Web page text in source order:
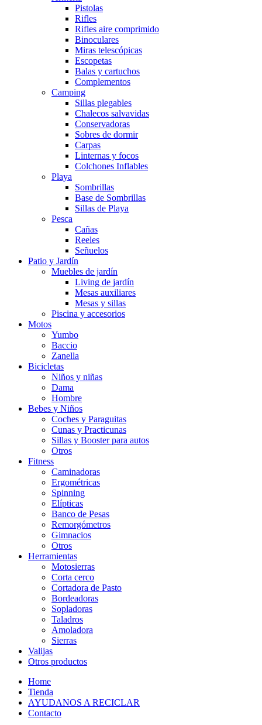
Pistolas
Rifles
Rifles aire comprimido
Binoculares
Miras telescópicas
Escopetas
Balas y cartuchos
Complementos
Camping
Sillas plegables
Chalecos salvavidas
Conservadoras
Sobres de dormir
Carpas
Linternas y focos
Colchones Inflables
Playa
Sombrillas
Base de Sombrillas
Sillas de Playa
Pesca
Cañas
Reeles
Señuelos
Patio y Jardín
Muebles de jardín
Living de jardín
Mesas auxiliares
Mesas y sillas
Piscina y accesorios
Motos
Yumbo
Baccio
Zanella
Bicicletas
Niños y niñas
Dama
Hombre
Bebes y Niños
Coches y Paraguitas
Cunas y Practicunas
Sillas y Booster para autos
Otros
Fitness
Caminadoras
Ergométricas
Spinning
Elípticas
Banco de Pesas
Remorgómetros
Gimnacios
Otros
Herramientas
Motosierras
Corta cerco
Cortadora de Pasto
Bordeadoras
Sopladoras
Taladros
Amoladora
Sierras
Valijas
Otros productos
Home
Tienda
AYUDANOS A RECICLAR
Contacto